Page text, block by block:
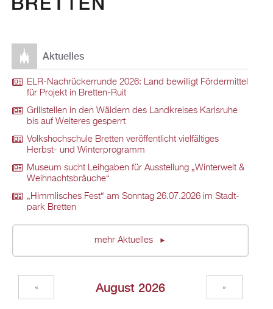
Ak­tu­el­les
ELR-Nach­rü­ck­er­run­de 2026: Land be­wil­ligt För­der­mit­tel
für Pro­jekt in Brett­en-Ruit
Grill­stel­len in den Wäl­dern des Land­krei­ses Karls­ru­he
bis auf Wei­te­res ge­sperrt
Volks­hoch­schu­le Brett­en ver­öf­fent­licht viel­fäl­ti­ges
Herbst- und Win­ter­pro­gramm
Mu­se­um sucht Leih­ga­ben für Aus­stel­lung „Win­ter­welt &
Weih­nachts­bräu­che“
„Himm­li­sches Fest“ am Sonn­tag 26.07.2026 im Stadt­
park Brett­en
mehr Ak­tu­el­les
Au­gust 2026
« »